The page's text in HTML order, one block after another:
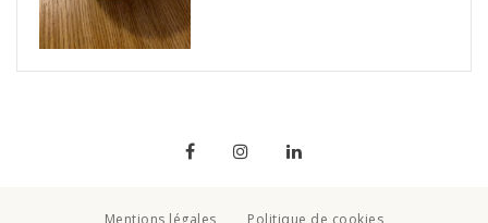
Mentions légales Politique de cookies